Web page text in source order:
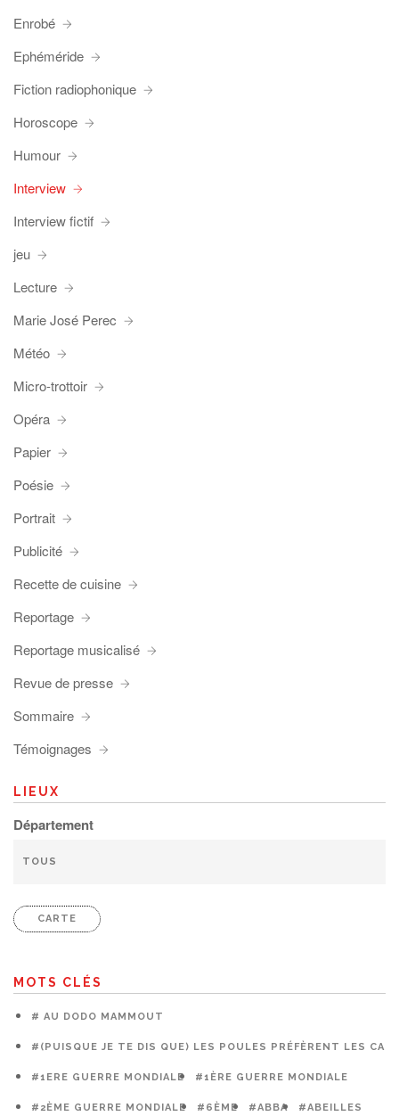
Enrobé
Ephéméride
Fiction radiophonique
Horoscope
Humour
Interview
Interview fictif
jeu
Lecture
Marie José Perec
Météo
Micro-trottoir
Opéra
Papier
Poésie
Portrait
Publicité
Recette de cuisine
Reportage
Reportage musicalisé
Revue de presse
Sommaire
Témoignages
LIEUX
Département
CARTE
MOTS CLÉS
# AU DODO MAMMOUT
#(PUISQUE JE TE DIS QUE) LES POULES PRÉFÈRENT LES
#1ERE GUERRE MONDIALE #1ÈRE GUERRE MONDIALE
#2ÈME GUERRE MONDIALE #6ÈME #ABBA #ABEILLES